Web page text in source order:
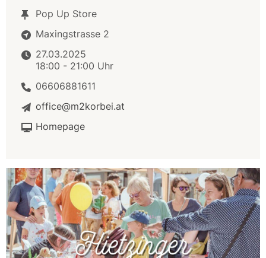
Pop Up Store
Maxingstrasse 2
27.03.2025
18:00 - 21:00 Uhr
06606881611
office@m2korbei.at
Homepage